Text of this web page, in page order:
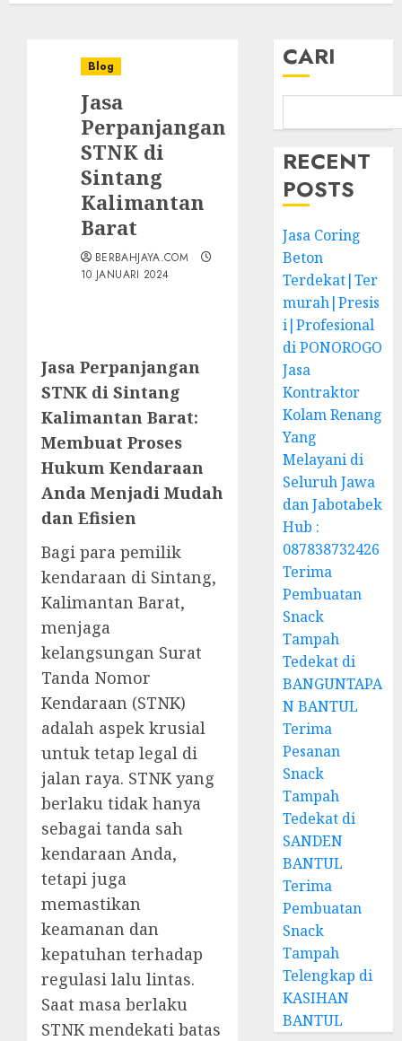
Blog
Jasa
Perpanjangan
STNK di
Sintang
Kalimantan
Barat
BERBAHJAYA.COM
10 JANUARI 2024
Jasa Perpanjangan
STNK di Sintang
Kalimantan Barat:
Membuat Proses
Hukum Kendaraan
Anda Menjadi Mudah
dan Efisien
Bagi para pemilik
kendaraan di Sintang,
Kalimantan Barat,
menjaga
kelangsungan Surat
Tanda Nomor
Kendaraan (STNK)
adalah aspek krusial
untuk tetap legal di
jalan raya. STNK yang
berlaku tidak hanya
sebagai tanda sah
kendaraan Anda,
tetapi juga
memastikan
keamanan dan
kepatuhan terhadap
regulasi lalu lintas.
Saat masa berlaku
STNK mendekati batas
CARI
RECENT
POSTS
Jasa Coring
Beton
Terdekat|Ter
murah|Presis
i|Profesional
di PONOROGO
Jasa
Kontraktor
Kolam Renang
Yang
Melayani di
Seluruh Jawa
dan Jabotabek
Hub :
087838732426
Terima
Pembuatan
Snack
Tampah
Tedekat di
BANGUNTAPA
N BANTUL
Terima
Pesanan
Snack
Tampah
Tedekat di
SANDEN
BANTUL
Terima
Pembuatan
Snack
Tampah
Telengkap di
KASIHAN
BANTUL